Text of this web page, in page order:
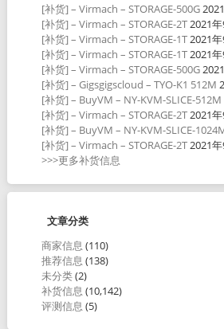
[补货] – Virmach – STORAGE-500G
[补货] – Virmach – STORAGE-2T2021年
[补货] – Virmach – STORAGE-1T2021年
[补货] – Virmach – STORAGE-1T2021年
[补货] – Virmach – STORAGE-500G
[补货] – Gigsgigscloud – TYO-K1 512M
[补货] – BuyVM – NY-KVM-SLICE-512M
[补货] – Virmach – STORAGE-2T2021年
[补货] – BuyVM – NY-KVM-SLICE-
[补货] – Virmach – STORAGE-2T2021年
>>>更多补货信息
文章分类
商家信息 (110)
推荐信息 (138)
未分类(2)
补货信息 (10,142)
评测信息 (5)